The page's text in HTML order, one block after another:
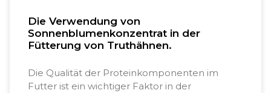
Die Verwendung von
Sonnenblumenkonzentrat in der
Fütterung von Truthähnen.
Die Qualität der Proteinkomponenten im
Futter ist ein wichtiger Faktor in der